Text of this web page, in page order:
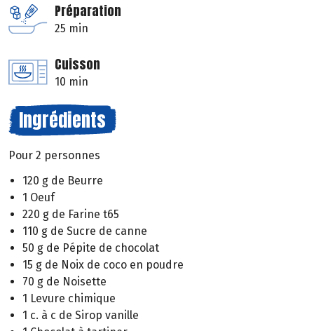
Préparation
25 min
Cuisson
10 min
Ingrédients
Pour 2 personnes
120 g de Beurre
1 Oeuf
220 g de Farine t65
110 g de Sucre de canne
50 g de Pépite de chocolat
15 g de Noix de coco en poudre
70 g de Noisette
1 Levure chimique
1 c. à c de Sirop vanille